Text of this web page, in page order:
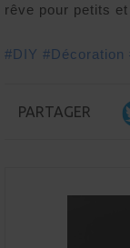
rêve pour petits
#DIY #Décoration
PARTAGER